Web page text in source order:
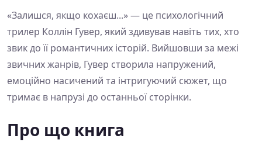
«Залишся, якщо кохаєш...» — це психологічний
трилер Коллін Гувер, який здивував навіть тих, хто
звик до її романтичних історій. Вийшовши за межі
звичних жанрів, Гувер створила напружений,
емоційно насичений та інтригуючий сюжет, що
тримає в напрузі до останньої сторінки.
Про що книга